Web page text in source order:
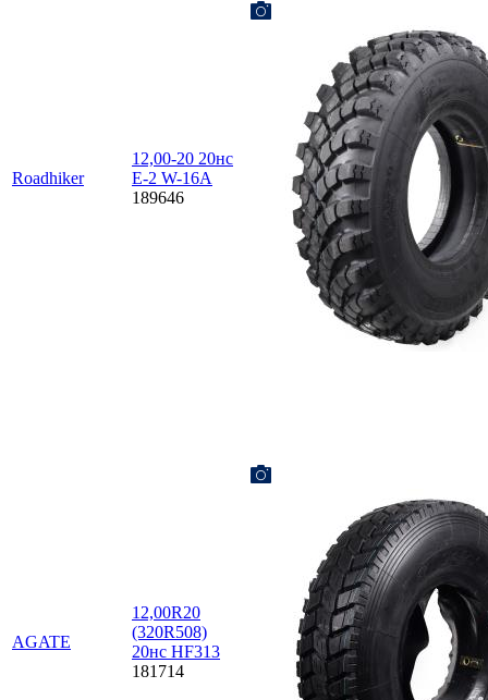
Roadhiker
12,00-20 20нс
E-2 W-16A
189646
AGATE
12,00R20
(320R508)
20нс HF313
181714